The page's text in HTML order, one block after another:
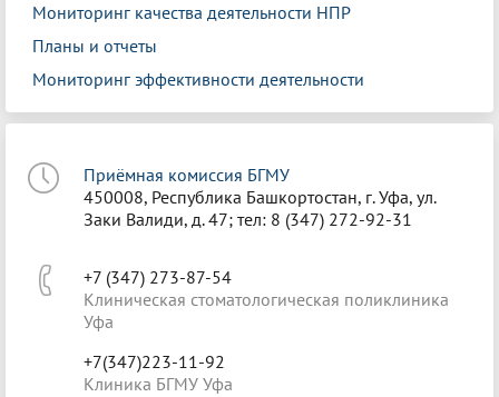
Мониторинг качества деятельности НПР
Планы и отчеты
Мониторинг эффективности деятельности
Приёмная комиссия БГМУ
450008, Республика Башкортостан, г. Уфа, ул.
Заки Валиди, д. 47; тел: 8 (347) 272-92-31
+7 (347) 273-87-54
Клиническая стоматологическая поликлиника
Уфа
+7(347)223-11-92
Клиника БГМУ Уфа